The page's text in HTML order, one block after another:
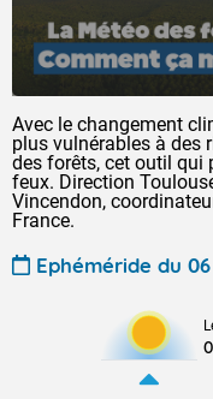
Avec le changement
plus vulnérables à des
des forêts, cet outil qui
feux. Direction
Vincendon,
France.
Ephéméride du